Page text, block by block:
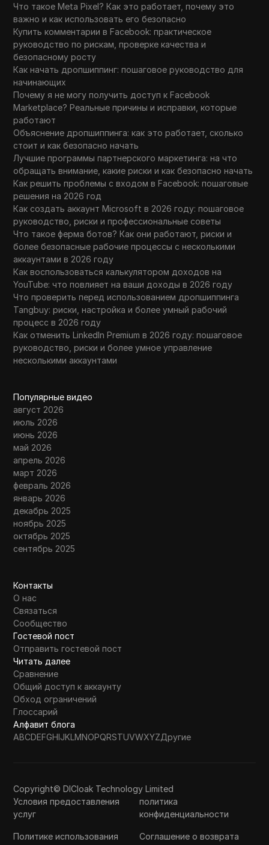
Что такое Meta Pixel? Как это работает, почему это
важно и как использовать его безопасно
Купить комментарии в Facebook: практическое
руководство по рискам, проверке качества и
безопасному росту
Как начать дропшиппинг: пошаговое руководство для
начинающих
Почему я не могу получить доступ к Facebook
Marketplace? Реальные причины и исправки, которые
работают
Объяснение дропшиппинга: как это работает, сколько
стоит и как безопасно начать
Лучшие программы партнерского маркетинга: на что
обращать внимание, какие риски и как безопасно начать
Как решить проблемы с входом в Facebook: пошаговые
решения на 2026 год
Как создать аккаунт Microsoft в 2026 году: пошаговое
руководство, риски и профессиональные советы
Что такое ферма ботов? Как они работают, риски и
более безопасные рабочие процессы с несколькими
аккаунтами в 2026 году
Как воспользоваться калькулятором доходов на
YouTube: что повлияет на ваши доходы в 2026 году
Что проверить перед использованием дропшиппинга
Tangbuy: риски, настройка и более умный рабочий
процесс в 2026 году
Как отменить LinkedIn Premium в 2026 году: пошаговое
руководство, риски и более умное управление
несколькими аккаунтами
Популярные видео
август 2026
июль 2026
июнь 2026
май 2026
апрель 2026
март 2026
февраль 2026
январь 2026
декабрь 2025
ноябрь 2025
октябрь 2025
сентябрь 2025
Контакты
О нас
Связаться
Сообщество
Гостевой пост
Отправить гостевой пост
Читать далее
Сравнение
Общий доступ к аккаунту
Обход ограничений
Глоссарий
Алфавит блога
ABCDEFGHIJKLMNOPQRSTUVWXYZДругие
Copyright© DICloak Technology Limited
Условия предоставления
услуг
политика
конфиденциальности
Политике использования
Соглашение о возврата